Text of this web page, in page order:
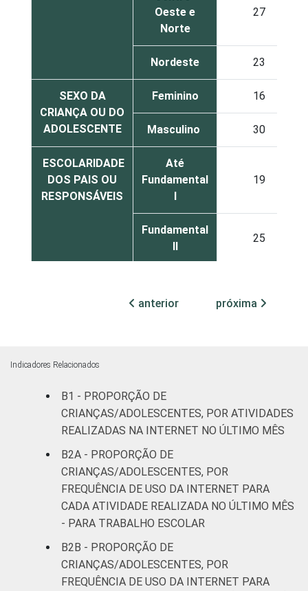
Oeste e
Norte
27
Nordeste 23
SEXO DA
CRIANÇA OU DO
ADOLESCENTE
Feminino 16
Masculino 30
ESCOLARIDADE
DOS PAIS OU
RESPONSÁVEIS
Até
Fundamental
I
19
Fundamental
II
25
mais
DO
anos
De 15 a 17
22
RENDA
FAMILIAR
Mais de 1
SM até 2 SM
Mais de 2
SM até 3 SM
anterior próxima
Indicadores Relacionados
B1 - PROPORÇÃO DE
CRIANÇAS/ADOLESCENTES, POR ATIVIDADES
REALIZADAS NA INTERNET NO ÚLTIMO MÊS
B2A - PROPORÇÃO DE
CRIANÇAS/ADOLESCENTES, POR
FREQUÊNCIA DE USO DA INTERNET PARA
CADA ATIVIDADE REALIZADA NO ÚLTIMO MÊS
- PARA TRABALHO ESCOLAR
B2B - PROPORÇÃO DE
CRIANÇAS/ADOLESCENTES, POR
FREQUÊNCIA DE USO DA INTERNET PARA